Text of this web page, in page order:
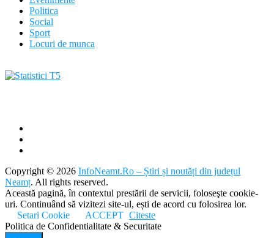
Politica
Social
Sport
Locuri de munca
Copyright © 2026 InfoNeamt.Ro – Știri și noutăți din județul
Neamț. All rights reserved.
Această pagină, în contextul prestării de servicii, foloseşte cookie-
uri. Continuând să vizitezi site-ul, ești de acord cu folosirea lor.
Setari Cookie
ACCEPT Citeste
Politica de Confidentialitate & Securitate